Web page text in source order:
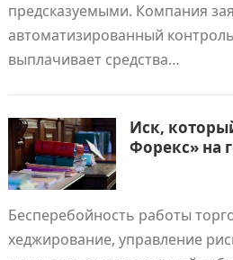
предсказуемыми. Компания
автоматизированный
выплачивает средства…
Иск,
Форекс» на
Бесперебойность работы
хеджирование, управление